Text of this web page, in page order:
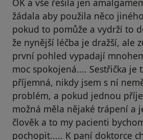
OK a vše řešila jen
žádala aby použila něco
pokud to pomůže a vydrží to
že nynější léčba je dražší, ale
první pohled vypadají
moc spokojená.... Sestřička je
příjemná, nikdy jsem s ní
problém, a pokud jednou
možná měla nějaké trápení a
člověk a to my pacienti
pochopit..... K paní doktorce